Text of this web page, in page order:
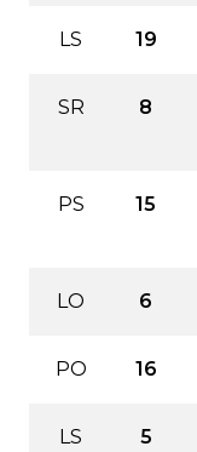
LS 19
SR 8
PS 15
LO 6
PO 16
LS 5